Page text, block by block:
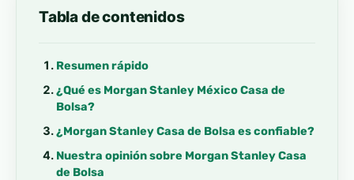
Tabla de contenidos
Resumen rápido
¿Qué es Morgan Stanley México Casa de
Bolsa?
¿Morgan Stanley Casa de Bolsa es confiable?
Nuestra opinión sobre Morgan Stanley Casa
de Bolsa